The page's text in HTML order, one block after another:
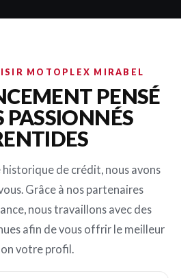
MOTOPLEX MIRABEL
PENSÉ
PASSIONNÉS
de crédit, nous avons
Grâce à nos partenaires
nous travaillons avec des
afin de vous offrir le meilleur
votre profil.